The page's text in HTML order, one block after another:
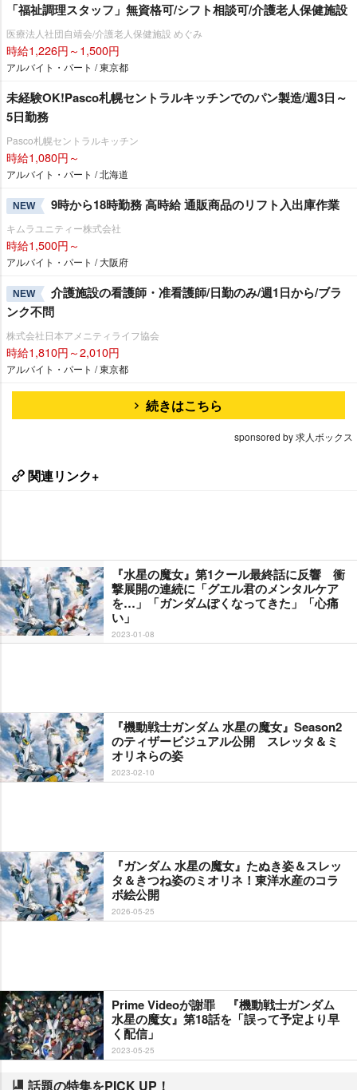
「福祉調理スタッフ」無資格可/シフト相談可/介護老人保健施設
医療法人社団自靖会/介護老人保健施設 めぐみ
時給1,226円～1,500円
アルバイト・パート / 東京都
未経験OK!Pasco札幌セントラルキッチンでのパン製造/週3日～
5日勤務
Pasco札幌セントラルキッチン
時給1,080円～
アルバイト・パート / 北海道
NEW 9時から18時勤務 高時給 通販商品のリフト入出庫作業
キムラユニティー株式会社
時給1,500円～
アルバイト・パート / 大阪府
NEW
介護施設の看護師・准看護師/日勤のみ/週1日から/ブラ
ンク不問
株式会社日本アメニティライフ協会
時給1,810円～2,010円
アルバイト・パート / 東京都
続きはこちら
sponsored by 求人ボックス
関連リンク+
『水星の魔女』第1クール最終話に反響 衝
撃展開の連続に「グエル君のメンタルケア
を…」「ガンダムぽくなってきた」「心痛
い」
2023-01-08
『機動戦士ガンダム 水星の魔女』Season2
のティザービジュアル公開 スレッタ＆ミ
オリネらの姿
2023-02-10
『ガンダム 水星の魔女』たぬき姿＆スレッ
タ＆きつね姿のミオリネ！東洋水産のコラ
ボ絵公開
2026-05-25
Prime Videoが謝罪 『機動戦士ガンダム
水星の魔女』第18話を「誤って予定より早
く配信」
2023-05-25
話題の特集をPICK UP！